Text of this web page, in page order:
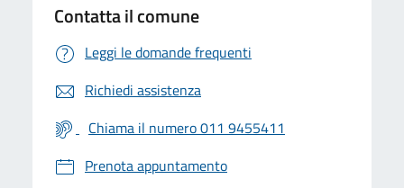
Contatta il comune
Leggi le domande frequenti
Richiedi assistenza
Chiama il numero 011 9455411
Prenota appuntamento